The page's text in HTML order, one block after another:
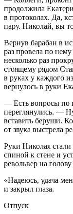
продолжила
в протоколах. Да,
пару. Николай, вы
Вернув барабан в
раз провела по
несколько раз
стоящему рядом
в руках у каждого
вернулось в руки
— Есть вопросы по
переглянулись. —
вставить беруши.
от звука выстрела
Руки Николая стали
спиной к стене и
револьвер на
«Надеюсь, удача
и закрыл глаза.
Отпуск